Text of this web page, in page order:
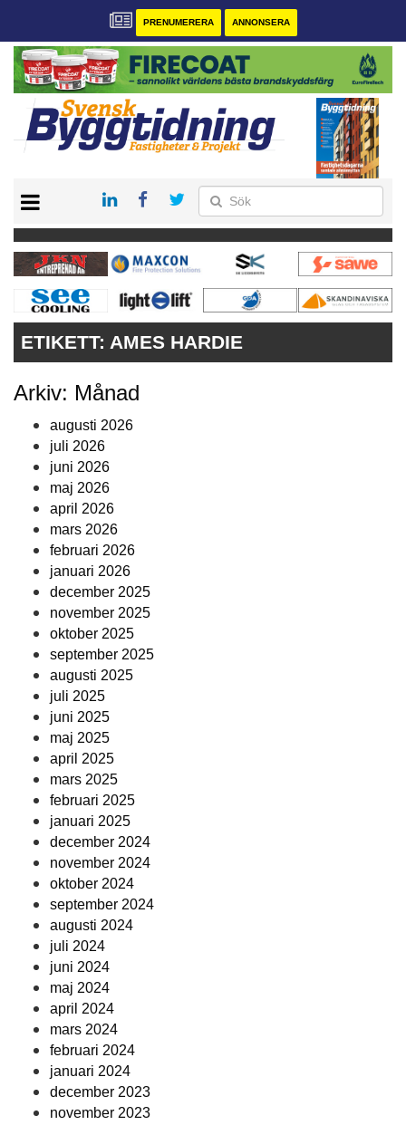
PRENUMERERA ANNONSERA
PRENUMERERA
VÅRA ANDRA MAGASIN
ANNONSERA
KONTAKT
ETIKETT: AMES HARDIE
Arkiv: Månad
augusti 2026
juli 2026
juni 2026
maj 2026
april 2026
mars 2026
februari 2026
januari 2026
december 2025
november 2025
oktober 2025
september 2025
augusti 2025
juli 2025
juni 2025
maj 2025
april 2025
mars 2025
februari 2025
januari 2025
december 2024
november 2024
oktober 2024
september 2024
augusti 2024
juli 2024
juni 2024
maj 2024
april 2024
mars 2024
februari 2024
januari 2024
december 2023
november 2023